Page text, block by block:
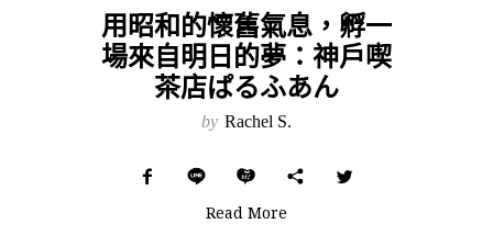
用昭和的懷舊氣息，孵一
場來自明日的夢：神戶喫
茶店ぱるふあん
by Rachel S.
Read More